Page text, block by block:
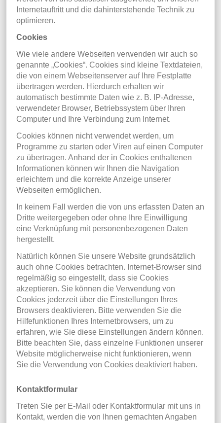
Internetauftritt und die dahinterstehende Technik zu
optimieren.
Cookies
Wie viele andere Webseiten verwenden wir auch so
genannte „Cookies“. Cookies sind kleine Textdateien,
die von einem Webseitenserver auf Ihre Festplatte
übertragen werden. Hierdurch erhalten wir
automatisch bestimmte Daten wie z. B. IP-Adresse,
verwendeter Browser, Betriebssystem über Ihren
Computer und Ihre Verbindung zum Internet.
Cookies können nicht verwendet werden, um
Programme zu starten oder Viren auf einen Computer
zu übertragen. Anhand der in Cookies enthaltenen
Informationen können wir Ihnen die Navigation
erleichtern und die korrekte Anzeige unserer
Webseiten ermöglichen.
In keinem Fall werden die von uns erfassten Daten an
Dritte weitergegeben oder ohne Ihre Einwilligung
eine Verknüpfung mit personenbezogenen Daten
hergestellt.
Natürlich können Sie unsere Website grundsätzlich
auch ohne Cookies betrachten. Internet-Browser sind
regelmäßig so eingestellt, dass sie Cookies
akzeptieren. Sie können die Verwendung von
Cookies jederzeit über die Einstellungen Ihres
Browsers deaktivieren. Bitte verwenden Sie die
Hilfefunktionen Ihres Internetbrowsers, um zu
erfahren, wie Sie diese Einstellungen ändern können.
Bitte beachten Sie, dass einzelne Funktionen unserer
Website möglicherweise nicht funktionieren, wenn
Sie die Verwendung von Cookies deaktiviert haben.
Kontaktformular
Treten Sie per E-Mail oder Kontaktformular mit uns in
Kontakt, werden die von Ihnen gemachten Angaben